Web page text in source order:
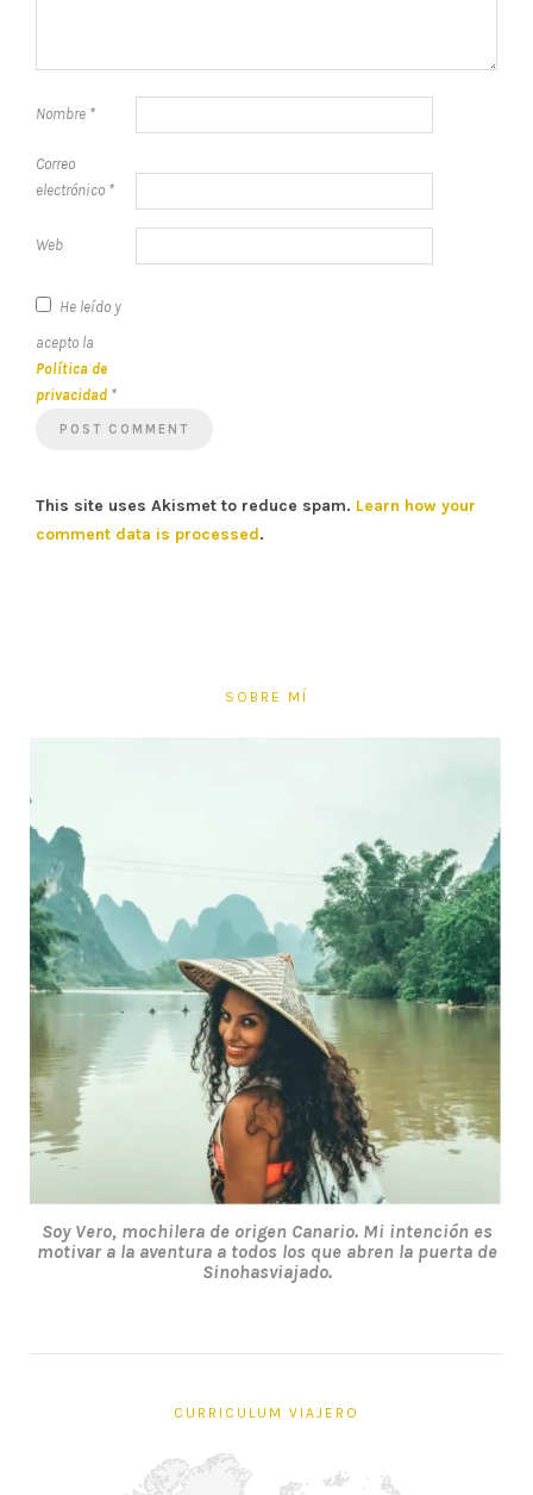
Nombre *
Correo
electrónico *
Web
He leído y
acepto la
Política de
privacidad *
This site uses Akismet to reduce spam. Learn how your
comment data is processed.
SOBRE MÍ
Soy Vero, mochilera de origen Canario. Mi intención es
motivar a la aventura a todos los que abren la puerta de
Sinohasviajado.
CURRICULUM VIAJERO